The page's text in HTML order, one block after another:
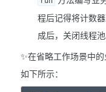
程后记得将计数器
成后，关闭线程池
✨在省略工作场景中
如下所示：